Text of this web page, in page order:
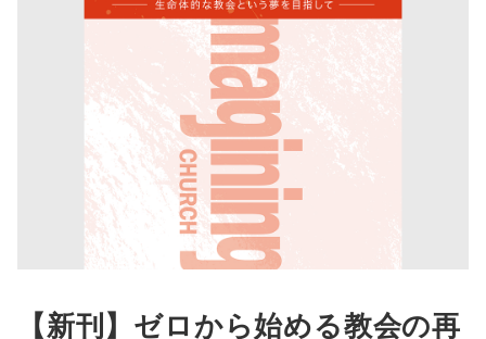
【新刊】ゼロから始める教会の再